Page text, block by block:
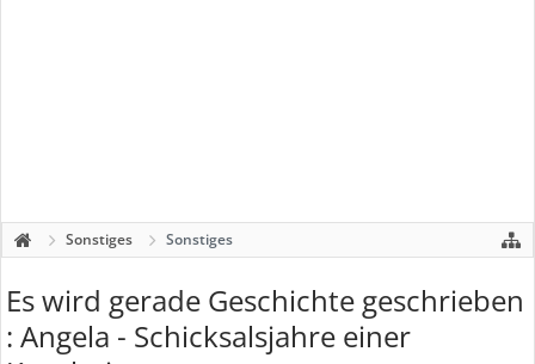
Sonstiges Sonstiges
Es wird gerade Geschichte geschrieben
: Angela - Schicksalsjahre einer